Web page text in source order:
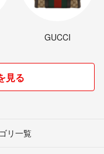
GUCCI
見る
リ一覧